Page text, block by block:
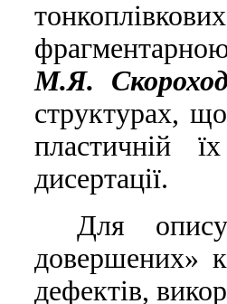
М.Я.
структурах,
пластичнiй
дисертацiї.
Для
довершених»
дефектiв,